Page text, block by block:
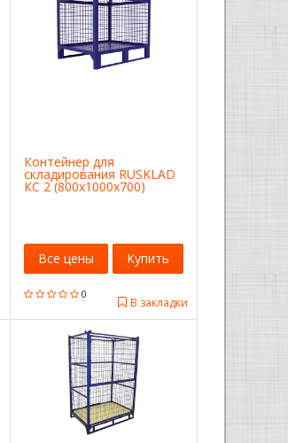
Контейнер для
складирования RUSKLAD
КС 2 (800х1000х700)
0
В закладки
Все цены Купить